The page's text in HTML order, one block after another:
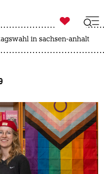

taz zahl ich
in sachsen-anhalt